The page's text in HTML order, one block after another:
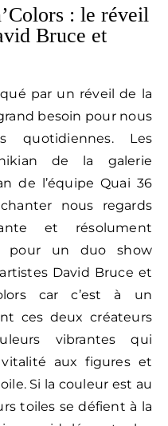
: le réveil
Bruce et
par un réveil de la
besoin pour nous
quotidiennes. Les
de la galerie
de l’équipe Quai 36
nous regards
et résolument
pour un duo show
David Bruce et
car c’est à un
ces deux créateurs
vibrantes qui
aux figures et
Si la couleur est au
toiles se défient à la